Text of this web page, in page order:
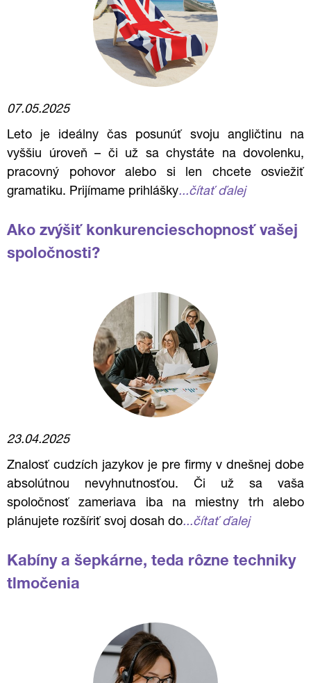
07.05.2025
Leto je ideálny čas posunúť svoju angličtinu na
vyššiu úroveň – či už sa chystáte na dovolenku,
pracovný pohovor alebo si len chcete osviežiť
gramatiku. Prijímame prihlášky...čítať ďalej
Ako zvýšiť konkurencieschopnosť vašej
spoločnosti?
23.04.2025
Znalosť cudzích jazykov je pre firmy v dnešnej dobe
absolútnou nevyhnutnosťou. Či už sa vaša
spoločnosť zameriava iba na miestny trh alebo
plánujete rozšíriť svoj dosah do...čítať ďalej
Kabíny a šepkárne, teda rôzne techniky
tlmočenia